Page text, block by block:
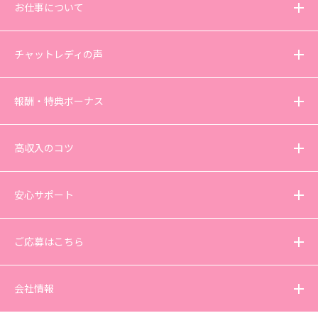
お仕事について
チャットレディの声
報酬・特典ボーナス
高収入のコツ
安心サポート
ご応募はこちら
会社情報